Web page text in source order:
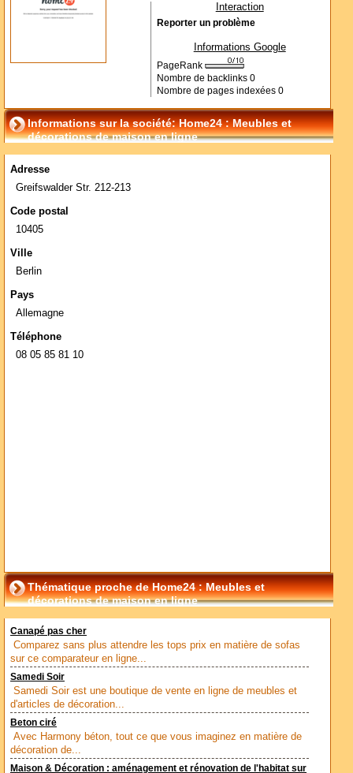
Interaction
Reporter un problème
Informations Google
PageRank
Nombre de backlinks 0
Nombre de pages indexées 0
Informations sur la société: Home24 : Meubles et
décorations de maison en ligne
Adresse
Greifswalder Str. 212-213
Code postal
10405
Ville
Berlin
Pays
Allemagne
Téléphone
08 05 85 81 10
Thématique proche de Home24 : Meubles et
décorations de maison en ligne
Canapé pas cher
Comparez sans plus attendre les tops prix en matière de sofas
sur ce comparateur en ligne...
Samedi Soir
Samedi Soir est une boutique de vente en ligne de meubles et
d'articles de décoration...
Beton ciré
Avec Harmony béton, tout ce que vous imaginez en matière de
décoration de...
Maison & Décoration : aménagement et rénovation de l'habitat sur